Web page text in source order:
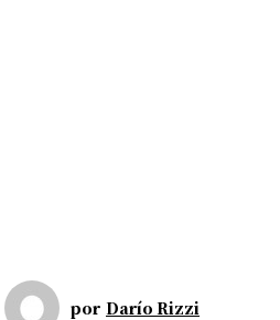
por Darío Rizzi